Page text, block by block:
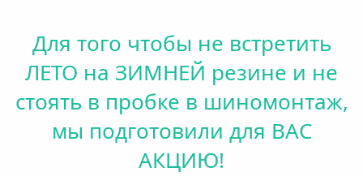
Для того чтобы не встретить
ЛЕТО на ЗИМНЕЙ резине и не
стоять в пробке в шиномонтаж,
мы подготовили для ВАС
АКЦИЮ!